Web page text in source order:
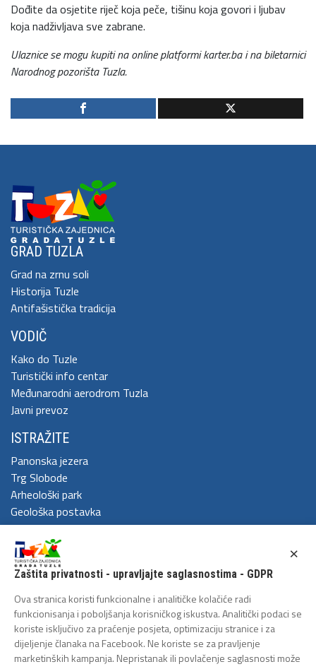
Dođite da osjetite riječ koja peče, tišinu koja govori i ljubav
koja nadživljava sve zabrane.
Ulaznice se mogu kupiti na online platformi karter.ba i na biletarnici
Narodnog pozorišta Tuzla.
GRAD TUZLA
Grad na zrnu soli
Historija Tuzle
Antifašistička tradicija
VODIČ
Kako do Tuzle
Turistički info centar
Međunarodni aerodrom Tuzla
Javni prevoz
ISTRAŽITE
Panonska jezera
Trg Slobode
Arheološki park
Geološka postavka
DOŽIVITE
Festival Kaleidoskop
Cum Grano Salis
Ljeto u Tuzli
Tuzlanski polumaraton
Tuzlanska biciklijada
ZAŠTITA LIČNIH PODATAKA
Zaštita privatnosti - upravljajte saglasnostima - GDPR
×
Ova stranica koristi funkcionalne i analitičke kolačiće radi
funkcionisanja i poboljšanja korisničkog iskustva. Analitički podaci se
koriste isključivo za praćenje posjeta, optimizaciju stranice i za
dijeljenje članaka na Facebook. Ne koriste se za pravljenje
marketinških kampanja. Nepristanak ili povlačenje saglasnosti može